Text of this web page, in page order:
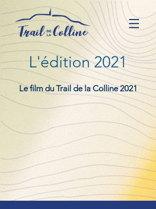
L'édition 2021
Le film du Trail de la Colline 2021